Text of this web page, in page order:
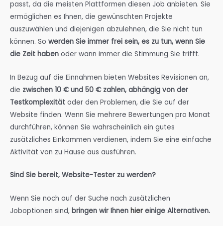
passt, da die meisten Plattformen diesen Job anbieten. Sie
ermöglichen es Ihnen, die gewünschten Projekte
auszuwählen und diejenigen abzulehnen, die Sie nicht tun
können. So werden Sie immer frei sein, es zu tun, wenn Sie
die Zeit haben oder wann immer die Stimmung Sie trifft.
In Bezug auf die Einnahmen bieten Websites Revisionen an,
die zwischen 10 € und 50 € zahlen, abhängig von der
Testkomplexität oder den Problemen, die Sie auf der
Website finden. Wenn Sie mehrere Bewertungen pro Monat
durchführen, können Sie wahrscheinlich ein gutes
zusätzliches Einkommen verdienen, indem Sie eine einfache
Aktivität von zu Hause aus ausführen.
Sind Sie bereit, Website-Tester zu werden?
Wenn Sie noch auf der Suche nach zusätzlichen
Joboptionen sind, bringen wir Ihnen hier einige Alternativen.